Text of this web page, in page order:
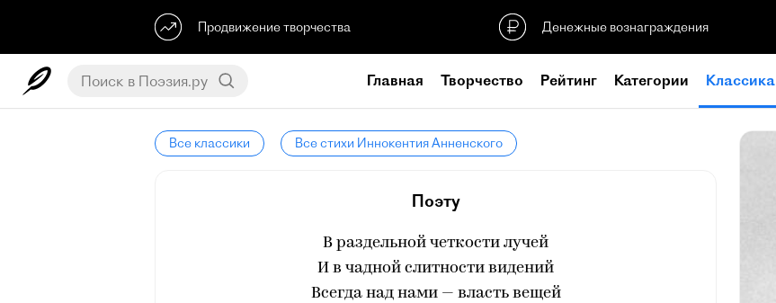
Продвижение творчества Денежные вознаграждения
Главная Творчество Рейтинг Категории Классика
Все классики Все стихи Иннокентия Анненского
Поэту
В раздельной четкости лучей
И в чадной слитности видений
Всегда над нами — власть вещей